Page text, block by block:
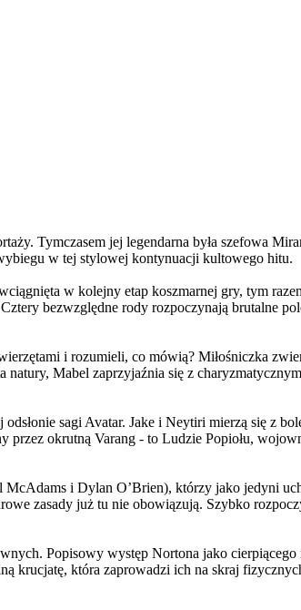
Tymczasem jej legendarna była szefowa
w tej stylowej kontynuacji kultowego hitu.
w kolejny etap koszmarnej gry, tym
bezwzględne rody rozpoczynają brutalne
i rozumieli, co mówią? Miłośniczka
Mabel zaprzyjaźnia się z
sagi Avatar. Jake i Neytiri mierzą się z
okrutną Varang - to Ludzie Popiołu,
i Dylan O’Brien), którzy jako jedyni
zasady już tu nie obowiązują. Szybko
Popisowy występ Nortona jako cierpiącego
krucjatę, która zaprowadzi ich na skraj